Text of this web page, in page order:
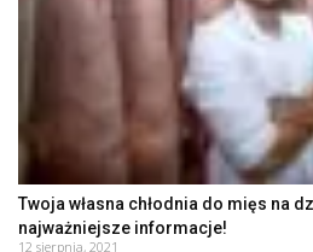
Twoja własna chłodnia do mięs na
najważniejsze informacje!
12 sierpnia, 2021